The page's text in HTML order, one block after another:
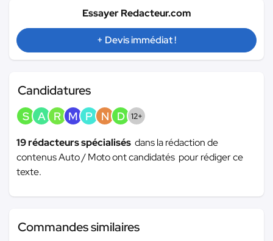
Essayer Redacteur.com
+ Devis immédiat !
Candidatures
S A R M P N D 12+
19 rédacteurs spécialisés dans la rédaction de
contenus Auto / Moto ont candidatés pour rédiger ce
texte.
Commandes similaires